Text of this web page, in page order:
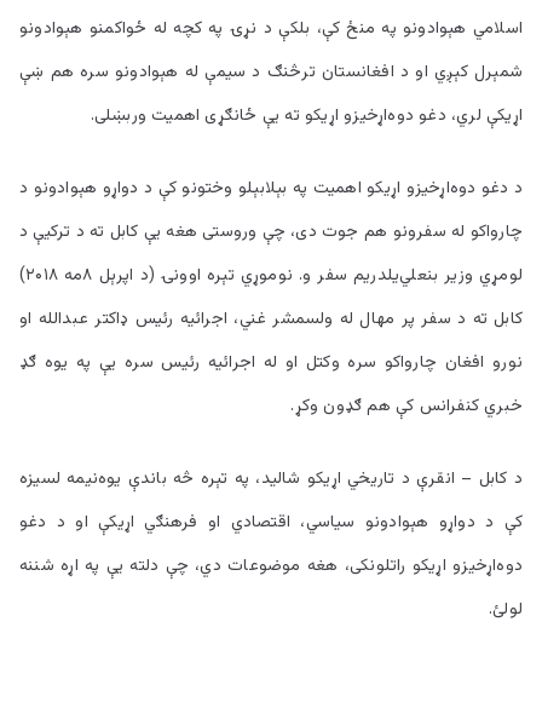
اسلامي هېوادونو په منځ کې، بلکې د نړۍ په کچه له ځواکمنو هېوادونو
شمېرل کېږي او د افغانستان ترڅنګ د سيمې له هېوادونو سره هم ښې
اړيکې لري، دغو دوه‌اړخيزو اړيکو ته يې ځانګړی اهميت وربښلی.
د دغو دوه‌اړخيزو اړيکو اهميت په بېلابېلو وختونو کې د دواړو هېوادونو د
چارواکو له سفرونو هم جوت دی، چې وروستی هغه يې کابل ته د ترکيې د
لومړي وزير بنعلي‌يلدريم سفر و. نوموړي تېره اوونۍ (د اپرېل ۸مه ۲۰۱۸)
کابل ته د سفر پر مهال له ولسمشر غني، اجرائيه رئيس ډاکتر عبدالله او
نورو افغان چارواکو سره وکتل او له اجرائيه رئيس سره يې په يوه ګډ
خبري کنفرانس کې هم ګډون وکړ.
د کابل – انقرې د تاريخي اړيکو شاليد، په تېره څه باندې يوه‌نيمه لسيزه
کې د دواړو هېوادونو سياسي، اقتصادي او فرهنګي اړيکې او د دغو
دوه‌اړخيزو اړيکو راتلونکی، هغه موضوعات دي، چې دلته يې په اړه شننه
لولئ.